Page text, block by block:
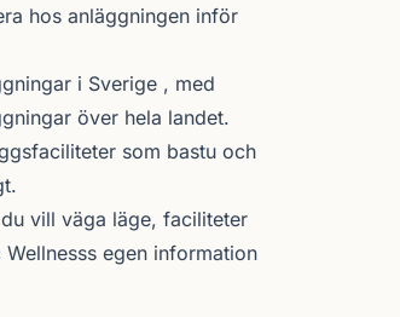
hos anläggningen inför
i Sverige , med
över hela landet.
som bastu och
vill väga läge, faciliteter
egen information